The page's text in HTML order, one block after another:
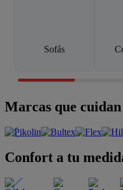
Sofás
Marcas que cuidan
Confort a tu